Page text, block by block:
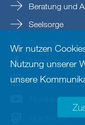
Beratung und
Seelsorge
Nordkirche
nordkirche
Nordkirche
Nordkirche
Wir nutzen
Nutzung unserer
unsere